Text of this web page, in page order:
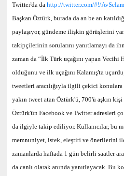
Twitter'da da http://twitter.com/#!/
Başkan Öztürk, burada da an be an
paylaşıyor, gündeme ilişkin görüşlerini
takipçilerinin sorularını yanıtlamayı da
zaman da “İlk Türk uçağını yapan Vecihi
olduğunu ve ilk uçağını Kalamış'ta
tweetleri aracılığıyla ilgili çekici
yakın tweet atan Öztürk'ü, 700'ü aşkın
Öztürk'ün Facebook ve Twitter adresleri
da ilgiyle takip ediliyor. Kullanıcılar, bu
memnuniyet, istek, eleştiri ve önerilerini
zamanlarda haftada 1 gün belirli saatler
da canlı olarak anında yanıtlayacak. Bu